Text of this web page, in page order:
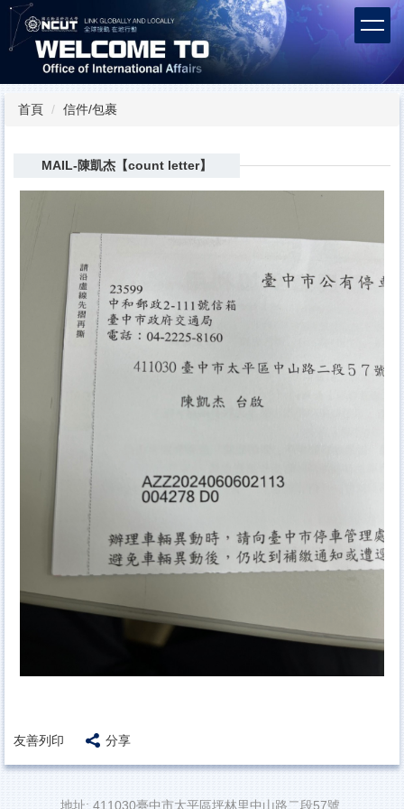
跳
到
主
內
容首頁 信件/包裹
MAIL-陳凱杰【count letter】
友善列印 分享
地址: 411030臺中市太平區坪林里中山路二段57號